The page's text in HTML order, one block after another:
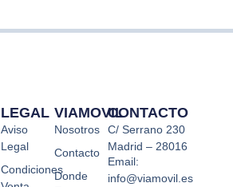
VIAMOVIL
Nosotros
Contacto
Donde
LEGAL
Aviso
Legal
Condiciones
CONTACTO
C/ Serrano 230
Madrid – 28016
Email:
info@viamovil.es